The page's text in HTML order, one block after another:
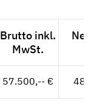
Brutto inkl.
MwSt.
Netto
57.500,-- €